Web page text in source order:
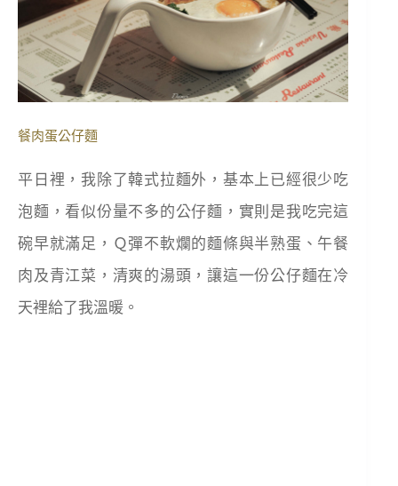
餐肉蛋公仔麵
平日裡，我除了韓式拉麵外，基本上已經很少吃
泡麵，看似份量不多的公仔麵，實則是我吃完這
碗早就滿足，Ｑ彈不軟爛的麵條與半熟蛋、午餐
肉及青江菜，清爽的湯頭，讓這一份公仔麵在冷
天裡給了我溫暖。